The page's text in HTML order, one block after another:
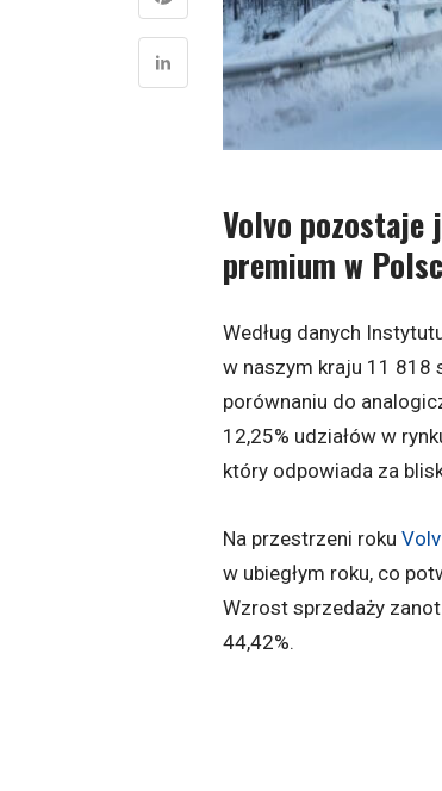
Volvo pozostaje
premium w
Według danych
w naszym kraju 11 818
porównaniu do
12,25% udziałów w
który odpowiada za
Na przestrzeni roku
w ubiegłym roku, co
Wzrost sprzedaży
44,42%.